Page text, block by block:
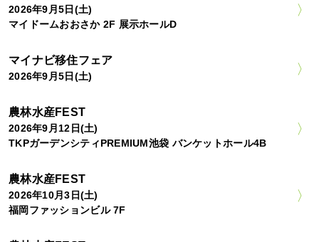
2026年9月5日(土)
マイドームおおさか 2F 展示ホールD
マイナビ移住フェア
2026年9月5日(土)
農林水産FEST
2026年9月12日(土)
TKPガーデンシティPREMIUM池袋 バンケットホール4B
農林水産FEST
2026年10月3日(土)
福岡ファッションビル 7F